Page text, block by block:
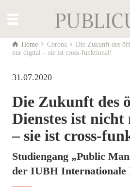
Home Corona
Die Zukunft des
nur digital – sie ist cross-funktional!
31.07.2020
Die Zukunft des
Dienstes ist
– sie ist cross-
Studiengang „Public
der IUBH Internationale